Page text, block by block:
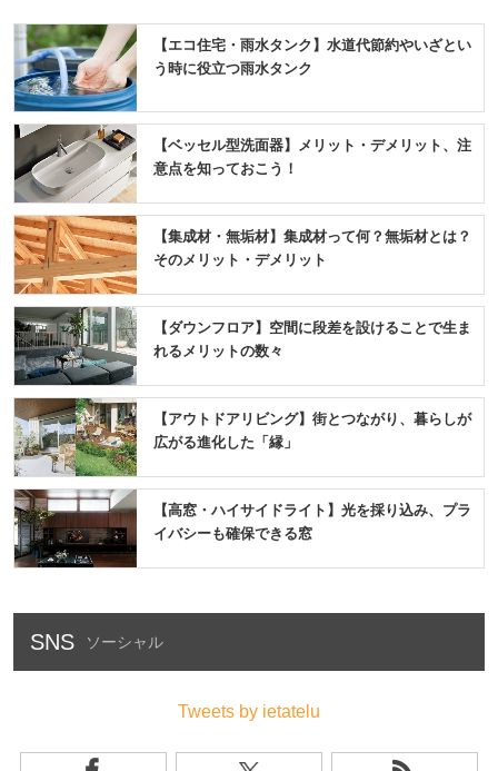
【エコ住宅・雨水タンク】水道代節約やいざとい
う時に役立つ雨水タンク
【ベッセル型洗面器】メリット・デメリット、注
意点を知っておこう！
【集成材・無垢材】集成材って何？無垢材とは？
そのメリット・デメリット
【ダウンフロア】空間に段差を設けることで生ま
れるメリットの数々
【アウトドアリビング】街とつながり、暮らしが
広がる進化した「縁」
【高窓・ハイサイドライト】光を採り込み、プラ
イバシーも確保できる窓
SNS
Tweets by ietatelu